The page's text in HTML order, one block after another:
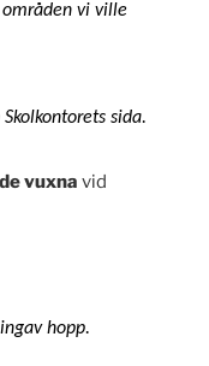
områden vi ville
sida.
vuxna vid
hopp.